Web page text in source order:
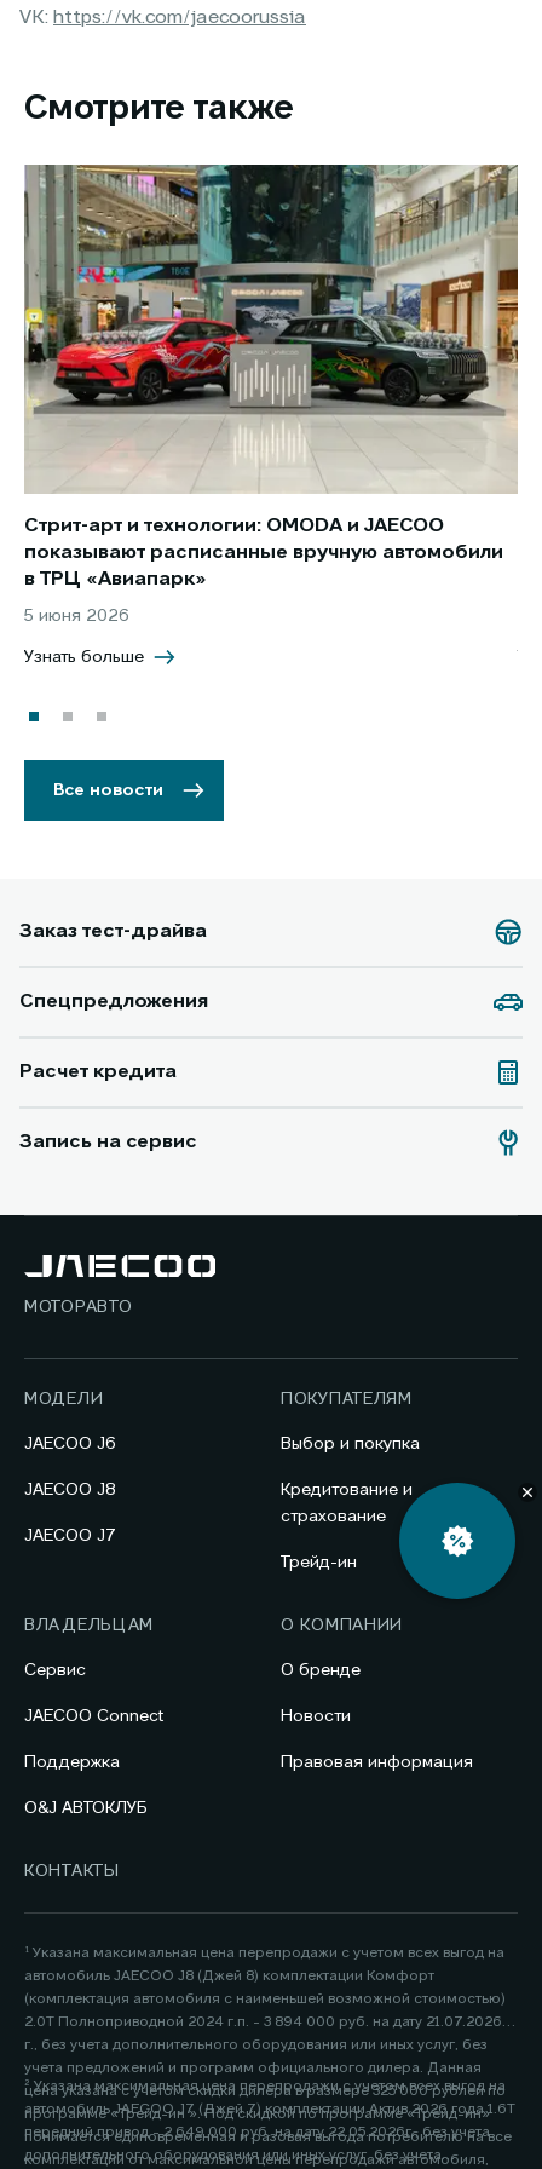
VK: https://vk.com/jaecoorussia
Смотрите также
Стрит-арт и технологии: OMODA и JAECOO
показывают расписанные вручную автомобили
в ТРЦ «Авиапарк»
5 июня 2026
Узнать больше
Все новости
Заказ тест-драйва
Спецпредложения
Расчет кредита
Запись на сервис
МОТОРАВТО
МОДЕЛИ
JAECOO J6
JAECOO J8
JAECOO J7
ПОКУПАТЕЛЯМ
Выбор и покупка
Кредитование и
страхование
Трейд-ин
ВЛАДЕЛЬЦАМ
Сервис
JAECOO Connect
Поддержка
O&J АВТОКЛУБ
О КОМПАНИИ
О бренде
Новости
Правовая информация
КОНТАКТЫ
¹ Указана максимальная цена перепродажи с учетом всех выгод на
автомобиль JAECOO J8 (Джей 8) комплектации Комфорт
(комплектация автомобиля с наименьшей возможной стоимостью)
2.0Т Полноприводной 2024 г.п. - 3 894 000 руб. на дату 21.07.2026
г., без учета дополнительного оборудования или иных услуг, без
учета предложений и программ официального дилера. Данная
цена указана с учетом скидки дилера в размере 325 000 рублей по
программе «Трейд-ин ». Под скидкой по программе «Трейд-ин»
понимается единовременная и разовая выгода потребителю на все
комплектации от максимальной цены перепродажи автомобиля,
² Указана максимальная цена перепродажи с учетом всех выгод на
автомобиль JAECOO J7 (Джей 7) комплектации Актив 2026 года 1.6Т
передний привод - 2 649 000 руб. на дату 22.05.2026г., без учета
дополнительного оборудования или иных услуг, без учета